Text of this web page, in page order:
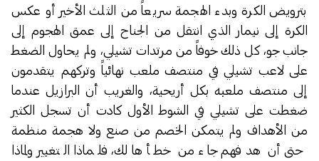
بترويض الكرة وبدء الهجمة سريعاً من الثلث الأخير أو عكس
الكرة إلى نيمار الذي انتقل من الجناح إلى عمق الهجوم إلى
جانب جو، كل ذلك خوفاً من مرتدات تشيلي، ولم يحاول الضغط
على لاعب تشيلي في منتصف ملعب نهائياً وتركهم يتقدمون
إلى منتصف ملعبه بكل أريحية، والغريب أن البرازيل عندما
ضغطت على تشيلي في الشوط الأول كادت أن تسجل الكثير
من الأهداف ولم يتمكن الخصم من صنع ولا هجمة منظمة
حتى أن هدفهم جاء من خطأ هالك، فلماذا التغيير ولماذا